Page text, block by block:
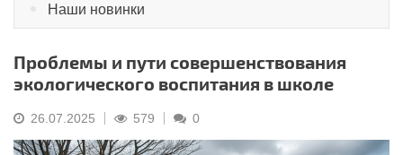
Проблемы и пути совершенствования
экологического воспитания в школе
26.07.2025 579 0
Наши новинки